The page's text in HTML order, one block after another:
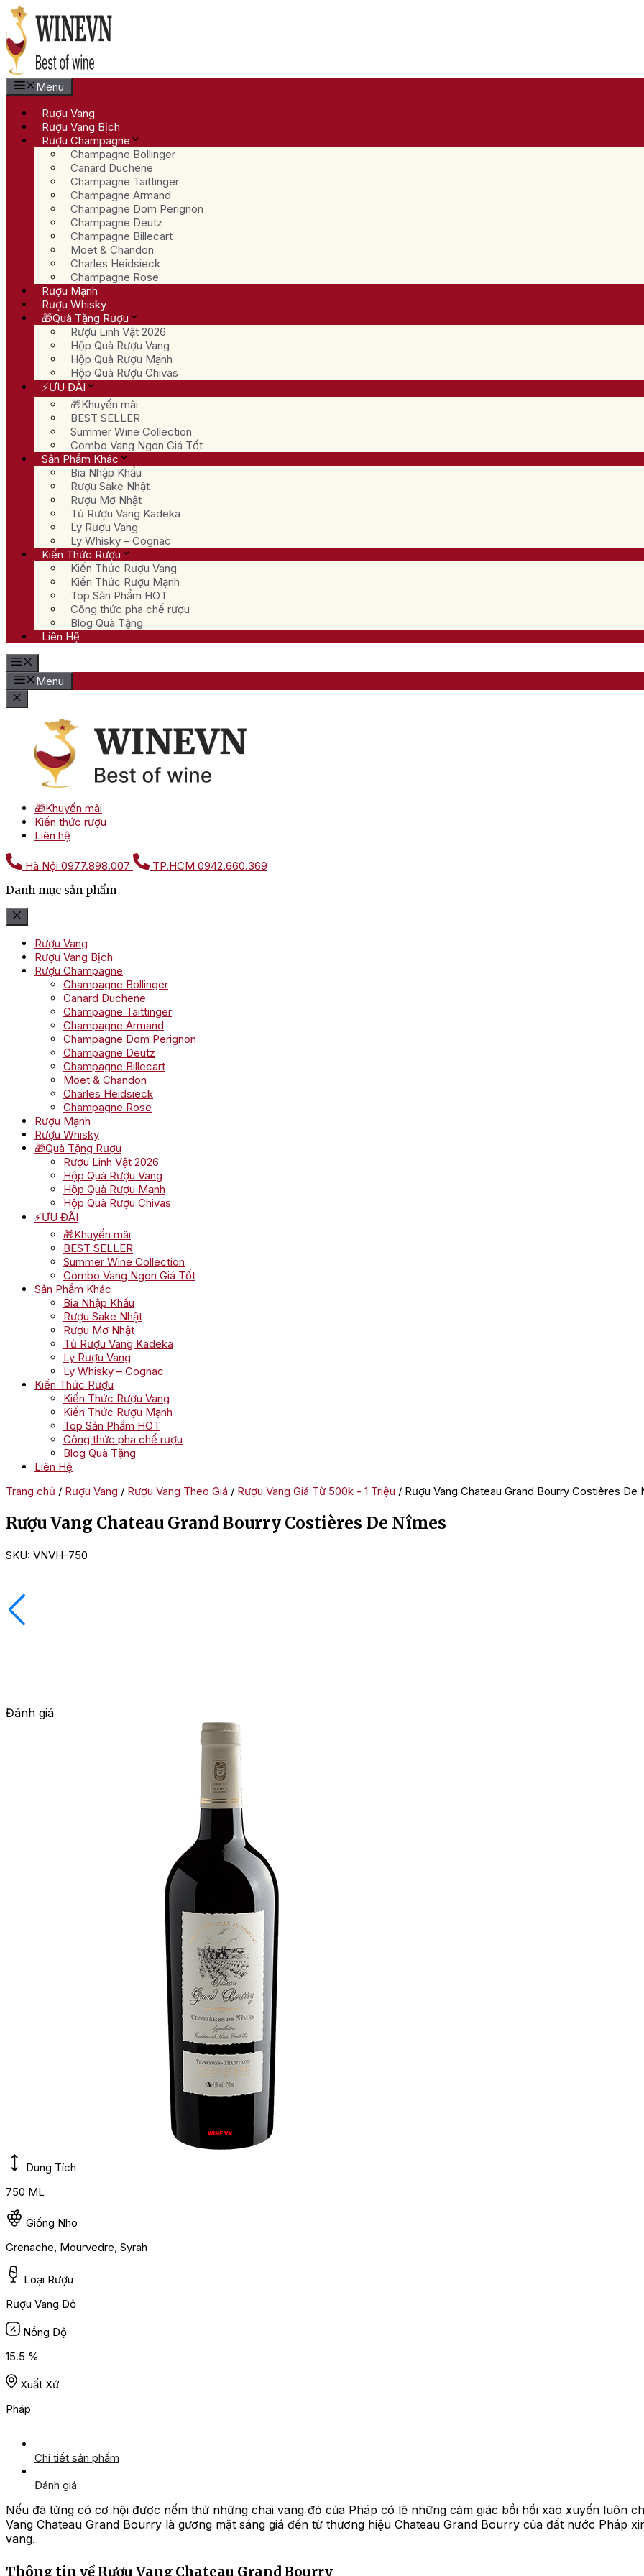
Chuyển
đến
nội
dung
Menu
Rượu Vang
Rượu Vang Bịch
Rượu Champagne
Champagne Bollinger
Canard Duchene
Champagne Taittinger
Champagne Armand
Champagne Dom Perignon
Champagne Deutz
Champagne Billecart
Moet & Chandon
Charles Heidsieck
Champagne Rose
Rượu Mạnh
Rượu Whisky
🎁Quà Tặng Rượu
Rượu Linh Vật 2026
Hộp Quà Rượu Vang
Hộp Quà Rượu Mạnh
Hộp Quà Rượu Chivas
⚡ƯU ĐÃI
🎁Khuyến mãi
BEST SELLER
Summer Wine Collection
Combo Vang Ngon Giá Tốt
Sản Phẩm Khác
Bia Nhập Khẩu
Rượu Sake Nhật
Rượu Mơ Nhật
Tủ Rượu Vang Kadeka
Ly Rượu Vang
Ly Whisky – Cognac
Kiến Thức Rượu
Kiến Thức Rượu Vang
Kiến Thức Rượu Mạnh
Top Sản Phẩm HOT
Công thức pha chế rượu
Blog Quà Tặng
Liên Hệ
Menu
🎁Khuyến mãi
Kiến thức rượu
Liên hệ
Hà Nội 0977.898.007 TP.HCM 0942.660.369
Danh mục sản phẩm
Rượu Vang
Rượu Vang Bịch
Rượu Champagne
Champagne Bollinger
Canard Duchene
Champagne Taittinger
Champagne Armand
Champagne Dom Perignon
Champagne Deutz
Champagne Billecart
Moet & Chandon
Charles Heidsieck
Champagne Rose
Rượu Mạnh
Rượu Whisky
🎁Quà Tặng Rượu
Rượu Linh Vật 2026
Hộp Quà Rượu Vang
Hộp Quà Rượu Mạnh
Hộp Quà Rượu Chivas
⚡ƯU ĐÃI
🎁Khuyến mãi
BEST SELLER
Summer Wine Collection
Combo Vang Ngon Giá Tốt
Sản Phẩm Khác
Bia Nhập Khẩu
Rượu Sake Nhật
Rượu Mơ Nhật
Tủ Rượu Vang Kadeka
Ly Rượu Vang
Ly Whisky – Cognac
Kiến Thức Rượu
Kiến Thức Rượu Vang
Kiến Thức Rượu Mạnh
Top Sản Phẩm HOT
Công thức pha chế rượu
Blog Quà Tặng
Liên Hệ
Trang chủ / Rượu Vang / Rượu Vang Theo Giá / Rượu Vang Giá Từ 500k - 1 Triệu / Rượu Vang Chateau Grand Bourry Costières De
Rượu Vang Chateau Grand Bourry Costières De Nîmes
SKU: VNVH-750
Đánh giá
Dung Tích
750 ML
Giống Nho
Grenache, Mourvedre, Syrah
Loại Rượu
Rượu Vang Đỏ
Nồng Độ
15.5 %
Xuất Xứ
Pháp
Chi tiết sản phẩm
Đánh giá
Nếu đã từng có cơ hội được nếm thử những chai vang đỏ của Pháp có lẽ những cảm giác bồi hồi xao xuyến luôn
Vang Chateau Grand Bourry là gương mặt sáng giá đến từ thương hiệu Chateau Grand Bourry của đất nước Pháp
vang.
Thông tin về Rượu Vang Chateau Grand Bourry